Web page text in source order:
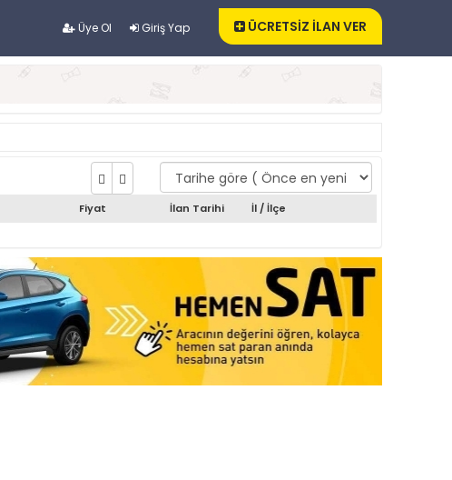
Üye Ol Giriş Yap ÜCRETSİZ İLAN VER
Fiyat İlan Tarihi İl / İlçe